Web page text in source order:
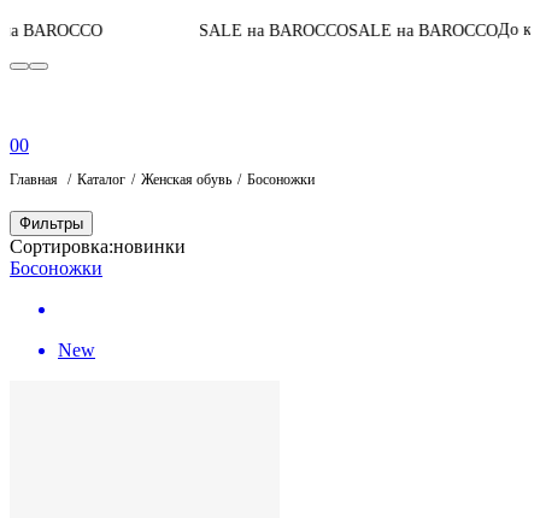
SALE на BAROCCOSALE на BAROCCOДо конца акции04
00
Главная Каталог Женская обувь Босоножки
Фильтры
Сортировка:новинки
Босоножки
New